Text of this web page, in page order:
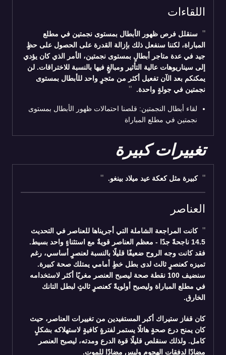
اللقاءات
سنقلل فرص ظهور الأبطال بمستوى نجمتين في مطلع
المباراة، لكننا سنفعل ذلك بإزالة القدرة على الحصول على حظٍ
جيد في عدة متاجر أبطالٍ بمستوى نجمتين، الأمر الذي كان يؤدي
إلى سيناريوهات عالية التأثير ومبالغٍ فيها بالنسبة للاختراقات. لن
يمكنكم بعد الآن تفعيل أكثر من متجرٍ واحد للأبطال بمستوى
نجمتين في جولةٍ واحدة.
لقاء أبطال النجمتين: قلصنا احتمالات ظهور الأبطال بمستوى
نجمتين في مطلع المباراة
تغييرات كبيرة
كبيرة مثل كعكة عيد ميلاد بينغو.
العناصر
كانت المراجعة الشاملة التي أجريناها للعناصر في التحديث
14.5 ناجحةً جدًا - معظم العناصر قويةٌ مع استثناءٍ واحد بسيط.
فقد كانت وجه الروح ضعيفًا قليلًا بالنسبة لعنصرٍ أساسي، رغم
تميزه كعنصرٍ ثالث لدى بطل خطٍ أمامي يمتلك صحة كبيرة.
سنضيف 100 نقطة صحة ليصبح العنصر مغريًا أكثر لاستخدامه
في مطلع المباراة وليصبح أولويةً كعنصرٍ ثالثٍ لبطل التانك
الخارق.
كان قفاز ستيراك أكبر المستفيدين من تغييرات العناصر، حيث
كان يمنح درع صحةٍ هائلًا يستمر لفترةٍ كافيةٍ لاستهلاكه بشكلٍ
كامل. ولذلك سنقلص قليلًا قوة الدرع ومدته، ليصبح العنصر
مضادًا لدفقات الهجوم وليس مضادًا للموت.